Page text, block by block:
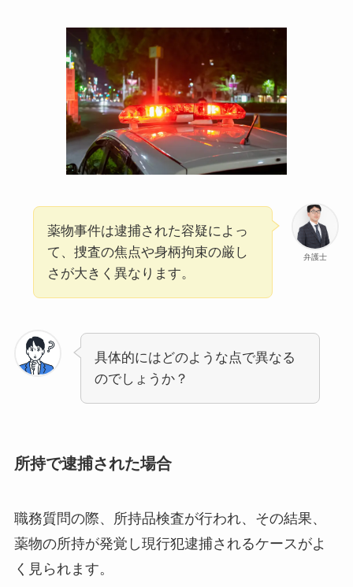
弁護士
薬物事件は逮捕された容疑によっ
て、捜査の焦点や身柄拘束の厳し
さが大きく異なります。
具体的にはどのような点で異なる
のでしょうか？
所持で逮捕された場合
職務質問の際、所持品検査が行われ、その結果、
薬物の所持が発覚し現行犯逮捕されるケースがよ
く見られます。